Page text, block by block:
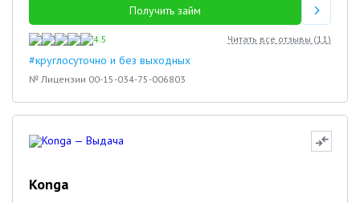
Получить займ
4.5 Читать все отзывы (11)
#круглосуточно и без выходных
№ Лицензии 00-15-034-75-006803
Konga